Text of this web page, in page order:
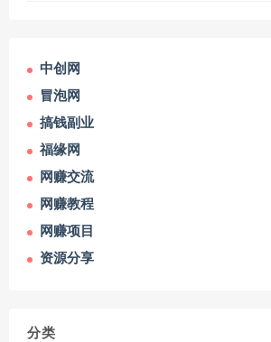
中创网
冒泡网
搞钱副业
福缘网
网赚交流
网赚教程
网赚项目
资源分享
分类